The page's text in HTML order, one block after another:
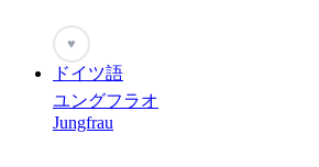
♥
ドイツ語
ユングフラオ
Jungfrau